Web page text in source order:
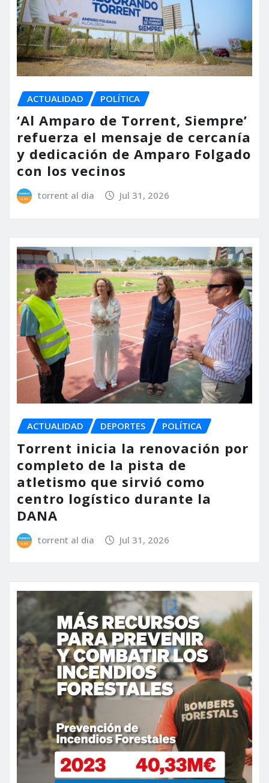
ACTUALIDAD POLÍTICA
‘Al Amparo de Torrent, Siempre’
refuerza el mensaje de cercanía
y dedicación de Amparo Folgado
con los vecinos
torrent al dia Jul 31, 2026
ACTUALIDAD DEPORTES POLÍTICA
Torrent inicia la renovación por
completo de la pista de
atletismo que sirvió como
centro logístico durante la
DANA
torrent al dia Jul 31, 2026